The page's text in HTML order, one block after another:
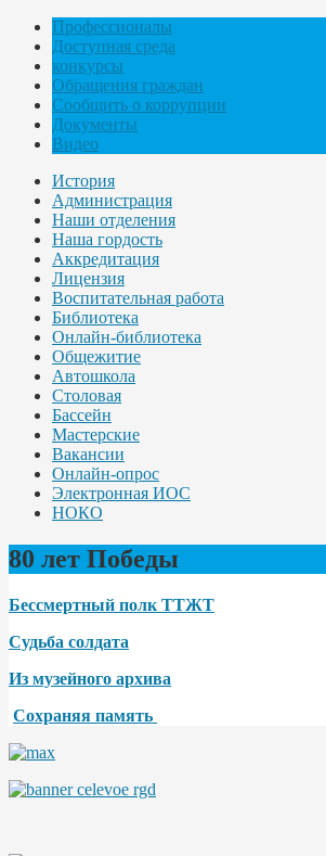
Профессионалы
Доступная среда
конкурсы
Обращения граждан
Сообщить о коррупции
Документы
Видео
История
Администрация
Наши отделения
Наша гордость
Аккредитация
Лицензия
Воспитательная работа
Библиотека
Онлайн-библиотека
Общежитие
Автошкола
Столовая
Бассейн
Мастерские
Вакансии
Онлайн-опрос
Электронная ИОС
НОКО
80 лет Победы
Бессмертный полк ТТЖТ
Судьба солдата
Из музейного архива
Сохраняя память